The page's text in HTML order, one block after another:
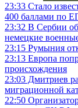
23:33 Стало
400 баллами по
23:32 В Сербии
немецкие
23:15 Румыния
23:13 Европа
происхождения
23:03 Дмитриев
миграционной
22:50